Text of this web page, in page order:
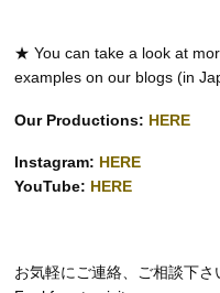
★ You can take a look at
examples on our blogs (in
Our Productions: HERE
Instagram: HERE
YouTube: HERE
お気軽にご連絡、ご相談下さ